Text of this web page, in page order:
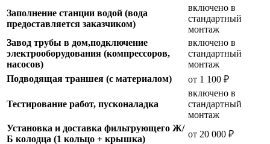
Заполнение станции водой (вода
предоставляется заказчиком)
включено в
стандартный
монтаж
Завод трубы в дом,подключение
электрооборудования (компрессоров,
насосов)
включено в
стандартный
монтаж
Подводящая траншея (с материалом)
от 1 100 ₽
Тестирование работ, пусконаладка
включено в
стандартный
монтаж
Установка и доставка фильтрующего Ж/
Б колодца (1 кольцо + крышка)
от 20 000 ₽